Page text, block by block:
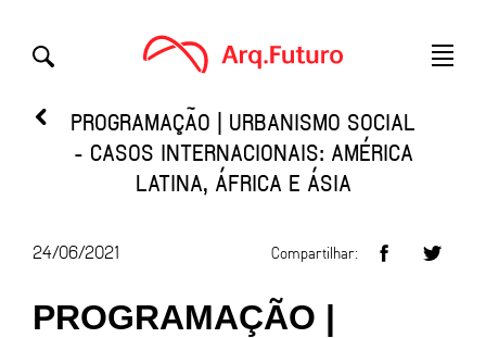
PROGRAMAÇÃO | URBANISMO SOCIAL
- CASOS INTERNACIONAIS: AMÉRICA
LATINA, ÁFRICA E ÁSIA
24/06/2021 Compartilhar:
PROGRAMAÇÃO |